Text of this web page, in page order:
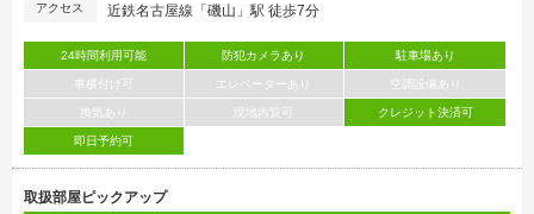
アクセス 近鉄名古屋線「磯山」駅 徒歩7分
24時間利用可能 防犯カメラあり 駐車場あり
車横付け可 エレベーターあり 空調設備あり
換気あり 現地内覧可 クレジット決済可
即日予約可
取扱部屋ピックアップ